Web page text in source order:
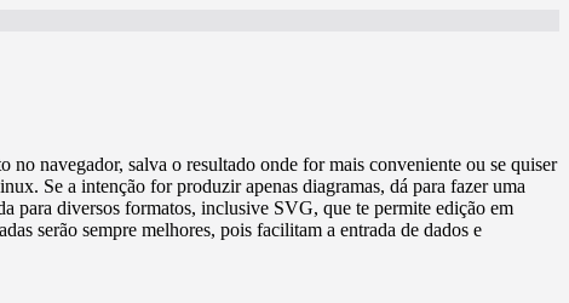
navegador, salva o resultado onde for mais conveniente ou se quiser
Se a intenção for produzir apenas diagramas, dá para fazer uma
para diversos formatos, inclusive SVG, que te permite edição em
serão sempre melhores, pois facilitam a entrada de dados e